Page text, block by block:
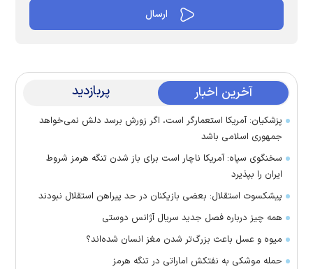
آخرین اخبار پربازدید
پزشکیان: آمریکا استعمارگر است، اگر زورش برسد دلش نمی‌خواهد
جمهوری اسلامی باشد
سخنگوی سپاه: آمریکا ناچار است برای باز شدن تنگه هرمز شروط
ایران را بپذیرد
پیشکسوت استقلال: بعضی بازیکنان در حد پیراهن استقلال نبودند
همه چیز درباره فصل جدید سریال آژانس دوستی
میوه و عسل باعث بزرگ‌تر شدن مغز انسان شده‌اند؟
حمله موشکی به نفتکش اماراتی در تنگه هرمز